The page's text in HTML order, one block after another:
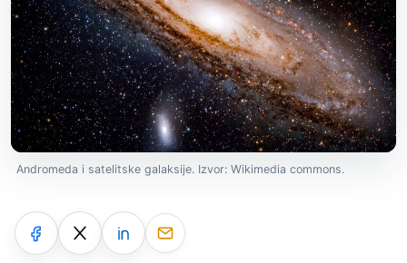
Andromeda i satelitske galaksije. Izvor: Wikimedia commons.